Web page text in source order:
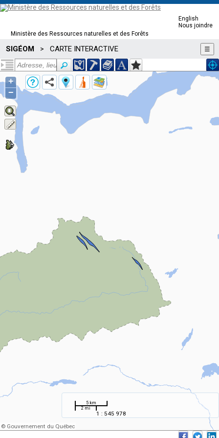
Ministère des Ressources naturelles et des Forêts
English
Nous joindre
SIGÉOM > CARTE INTERACTIVE ☰
5 km
2 mi
1 : 545 978
© Gouvernement du Québec
+
−